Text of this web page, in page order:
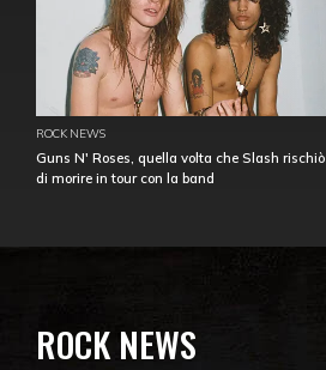
ROCK NEWS
Guns N' Roses, quella volta che Slash rischiò
di morire in tour con la band
ROCK NEWS